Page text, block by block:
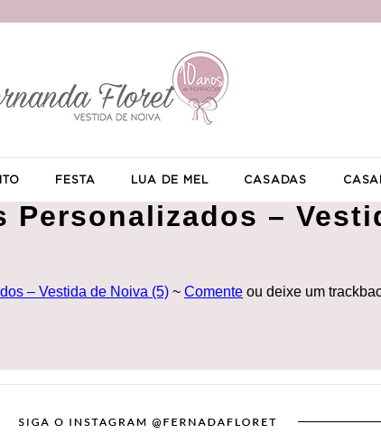
FESTA LUA DE MEL CASADAS
–
– Vestida de Noiva (5) ~ Comente ou deixe um